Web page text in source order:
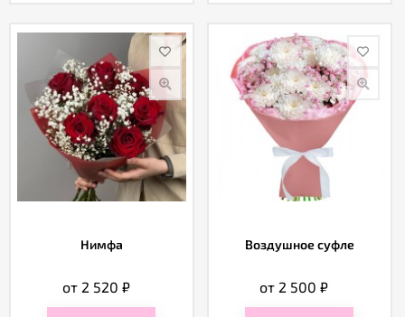
Нимфа
от 2 520 ₽
Воздушное суфле
от 2 500₽